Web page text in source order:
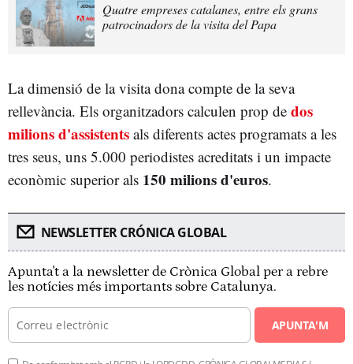
Quatre empreses catalanes, entre els grans
patrocinadors de la visita del Papa
La dimensió de la visita dona compte de la seva
rellevància. Els organitzadors calculen prop de dos
milions d'assistents als diferents actes programats a les
tres seus, uns 5.000 periodistes acreditats i un impacte
econòmic superior als 150 milions d'euros.
NEWSLETTER CRÓNICA GLOBAL
Apunta't a la newsletter de Crònica Global per a rebre
les notícies més importants sobre Catalunya.
APUNTA'M